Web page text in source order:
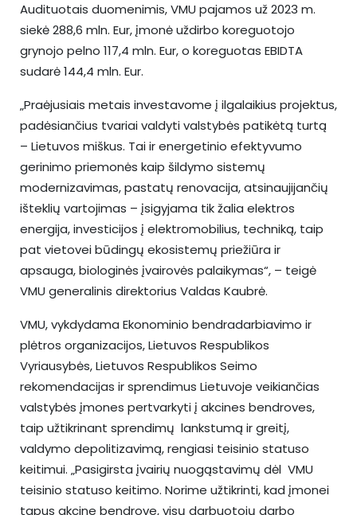
Audituotais duomenimis, VMU pajamos už 2023 m.
siekė 288,6 mln. Eur, įmonė uždirbo koreguotojo
grynojo pelno 117,4 mln. Eur, o koreguotas EBIDTA
sudarė 144,4 mln. Eur.
„Praėjusiais metais investavome į ilgalaikius projektus,
padėsiančius tvariai valdyti valstybės patikėtą turtą
– Lietuvos miškus. Tai ir energetinio efektyvumo
gerinimo priemonės kaip šildymo sistemų
modernizavimas, pastatų renovacija, atsinaujijančių
išteklių vartojimas – įsigyjama tik žalia elektros
energija, investicijos į elektromobilius, techniką, taip
pat vietovei būdingų ekosistemų priežiūra ir
apsauga, biologinės įvairovės palaikymas“, – teigė
VMU generalinis direktorius Valdas Kaubrė.
VMU, vykdydama Ekonominio bendradarbiavimo ir
plėtros organizacijos, Lietuvos Respublikos
Vyriausybės, Lietuvos Respublikos Seimo
rekomendacijas ir sprendimus Lietuvoje veikiančias
valstybės įmones pertvarkyti į akcines bendroves,
taip užtikrinant sprendimų lankstumą ir greitį,
valdymo depolitizavimą, rengiasi teisinio statuso
keitimui. „Pasigirsta įvairių nuogąstavimų dėl VMU
teisinio statuso keitimo. Norime užtikrinti, kad įmonei
tapus akcine bendrove, visų darbuotojų darbo